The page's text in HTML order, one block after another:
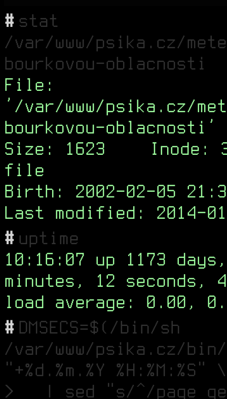
# stat
/var/www/psika.cz/
bourkovou-oblacnosti
File:
'/var/www/psika.cz/
bourkovou-oblacnosti'
Size: 1623
Inode:
file
Birth: 2002-02-05
Last modified: 2014-
# uptime
10:16:07 up 1173
minutes, 12 seconds,
load average: 0.00,
# DMSECS=$(/bin/sh
/var/www/psika.cz/
"+%d.%m.%Y %H:%M:%S" \
> | sed "s/^/page